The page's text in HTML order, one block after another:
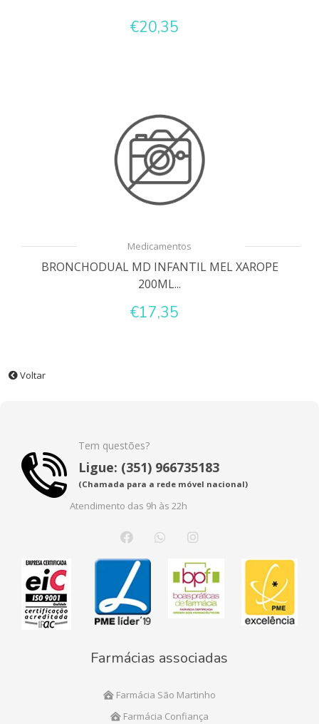
€20,35
Medicamentos
BRONCHODUAL MD INFANTIL MEL XAROPE
200ML...
€17,35
Voltar
Tem questões?
Ligue: (351) 966735183
(Chamada para a rede móvel nacional)
Atendimento das 9h às 22h
Farmácias associadas
Farmácia São Martinho
Farmácia Confiança